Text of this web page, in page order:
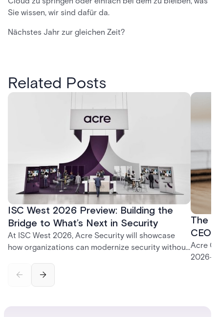
Sie wissen, wir sind dafür da.
Nächstes Jahr zur gleichen Zeit?
Related Posts
ISC West 2026 Preview: Building the
Bridge to What’s Next in Security
At ISC West 2026, Acre Security will showcase
how organizations can modernize security without
the unified One Acre ecosystem, Acre Bridge
creates a practical path between today’s systems
The
CEO
Acre